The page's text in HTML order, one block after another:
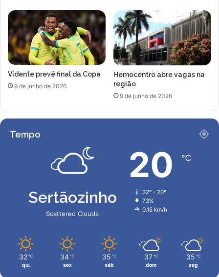
c
ó
p
e
r
a
d
d
S
i
l
v
i
o
n
Vidente prevê final da Copa
9 de junho de 2026
Hemocentro abre vagas na
região
9 de junho de 2026
Tempo
Sertãozinho
Scattered Clouds
20 ℃
32º - 20º
73%
0.15 km/h
32 ℃
qui
34 ℃
sex
35 ℃
sáb
37 ℃
dom
35 ℃
seg